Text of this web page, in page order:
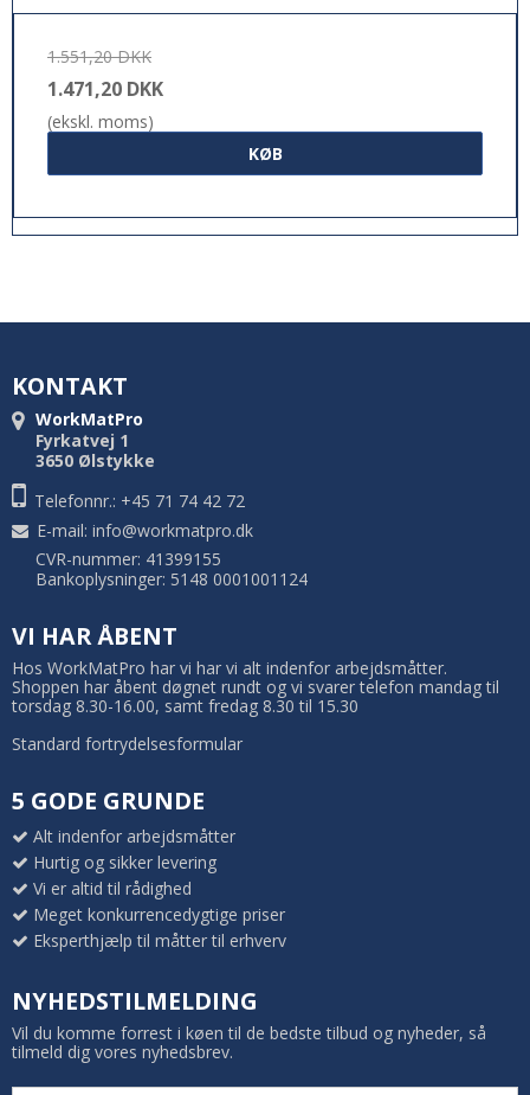
1.551,20 DKK
1.471,20 DKK
(ekskl. moms)
KØB
KONTAKT
WorkMatPro
Fyrkatvej 1
3650 Ølstykke
Telefonnr.: +45 71 74 42 72
E-mail: info@workmatpro.dk
CVR-nummer: 41399155
Bankoplysninger: 5148 0001001124
VI HAR ÅBENT
Hos WorkMatPro har vi har vi alt indenfor arbejdsmåtter.
Shoppen har åbent døgnet rundt og vi svarer telefon mandag til
torsdag 8.30-16.00, samt fredag 8.30 til 15.30
Standard fortrydelsesformular
5 GODE GRUNDE
Alt indenfor arbejdsmåtter
Hurtig og sikker levering
Vi er altid til rådighed
Meget konkurrencedygtige priser
Eksperthjælp til måtter til erhverv
NYHEDSTILMELDING
Vil du komme forrest i køen til de bedste tilbud og nyheder, så
tilmeld dig vores nyhedsbrev.